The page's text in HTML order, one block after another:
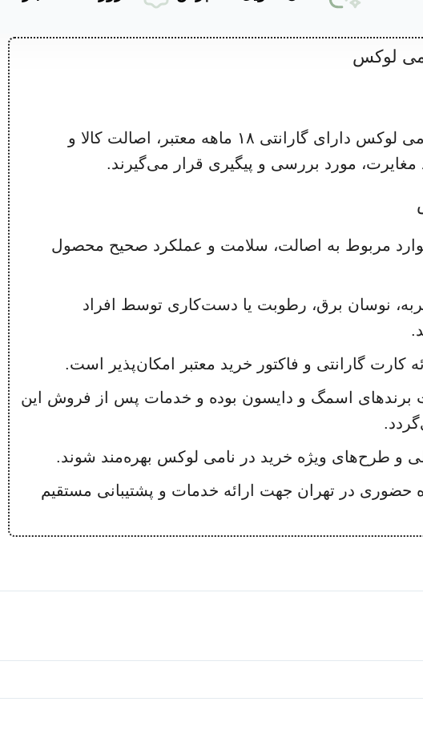
لوکس
کلیه کالاهای خریداری‌شده از مجموعه نامی لوکس دارای گارانتی ۱۸ ماهه معتبر، اصالت کالا و
مورد بررسی و پیگیری قرار می‌گیرند.
مربوط به اصالت، سلامت و عملکرد صحیح محصول
نوسان برق، رطوبت یا دست‌کاری توسط افراد
کارت گارانتی و فاکتور خرید معتبر امکان‌پذیر است.
برندهای اسمگ و دایسون بوده و خدمات پس از فروش این
و طرح‌های ویژه خرید در نامی لوکس بهره‌مند شوند.
در تهران جهت ارائه خدمات و پشتیبانی مستقیم